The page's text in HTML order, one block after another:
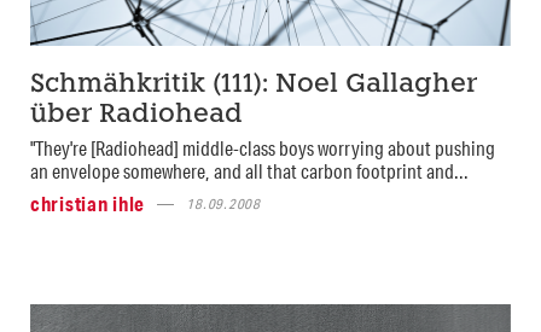
Schmähkritik (111): Noel Gallagher
über Radiohead
"They're [Radiohead] middle-class boys worrying about pushing
an envelope somewhere, and all that carbon footprint and...
christian ihle
18.09.2008